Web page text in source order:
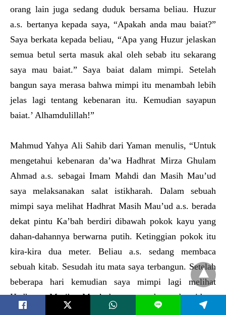
orang lain juga sedang duduk bersama beliau. Huzur
a.s. bertanya kepada saya, “Apakah anda mau baiat?”
Saya berkata kepada beliau, “Apa yang Huzur jelaskan
semua betul serta masuk akal oleh sebab itu sekarang
saya mau baiat.” Saya baiat dalam mimpi. Setelah
bangun saya merasa bahwa mimpi itu menambah lebih
jelas lagi tentang kebenaran itu. Kemudian sayapun
baiat.’ Alhamdulillah!”
Mahmud Yahya Ali Sahib dari Yaman menulis, “Untuk
mengetahui kebenaran da’wa Hadhrat Mirza Ghulam
Ahmad a.s. sebagai Imam Mahdi dan Masih Mau’ud
saya melaksanakan salat istikharah. Dalam sebuah
mimpi saya melihat Hadhrat Masih Mau’ud a.s. berada
dekat pintu Ka’bah berdiri dibawah pokok kayu yang
dahan-dahannya berwarna putih. Ketinggian pokok itu
kira-kira dua meter. Beliau a.s. sedang membaca
sebuah kitab. Sesudah itu mata saya terbangun. Setelah
beberapa hari kemudian saya mimpi lagi melihat
Hadhrat Masih Mau’ud a.s. sedang berpidato,
kemudian mata saya terbangun. Setelah itu saya mulai
L